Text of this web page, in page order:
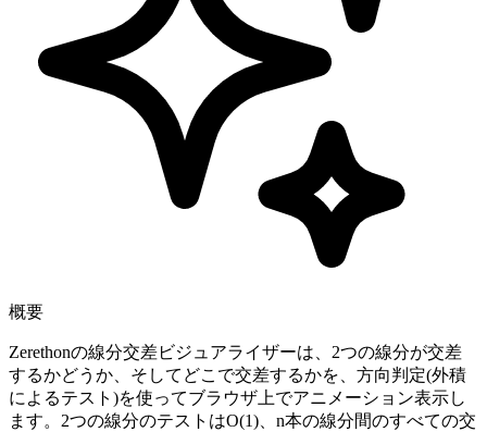
概要
Zerethonの線分交差ビジュアライザーは、2つの線分が交差
するかどうか、そしてどこで交差するかを、方向判定(外積
によるテスト)を使ってブラウザ上でアニメーション表示し
ます。2つの線分のテストはO(1)、n本の線分間のすべての交